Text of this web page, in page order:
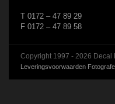
T 0172 – 47 89 29
F 0172 – 47 89 58
Copyright 1997 - 2026 Decal
Leveringsvoorwaarden